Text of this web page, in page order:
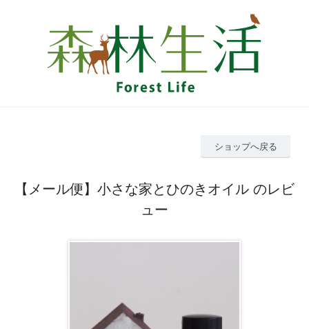
ショップへ戻る
【メール便】小さな家とひのきオイル のレビ
ュー